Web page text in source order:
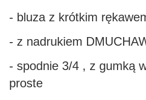
- bluza z krótkim
- z nadrukiem
- spodnie 3/4 , z gumką
proste